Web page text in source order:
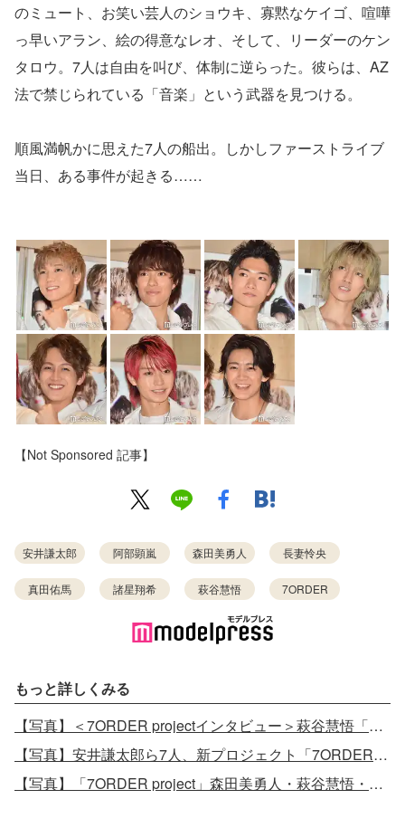
のミュート、お笑い芸人のショウキ、寡黙なケイゴ、喧嘩
っ早いアラン、絵の得意なレオ、そして、リーダーのケン
タロウ。7人は自由を叫び、体制に逆らった。彼らは、AZ
法で禁じられている「音楽」という武器を見つける。
順風満帆かに思えた7人の船出。しかしファーストライブ
当日、ある事件が起きる……
【Not Sponsored 記事】
安井謙太郎 阿部顕嵐 森田美勇人 長妻怜央
真田佑馬 諸星翔希 萩谷慧悟 7ORDER
もっと詳しくみる
【写真】＜7ORDER projectインタビュー＞萩谷慧悟「早く安心させてあげたかった」ファンへの思い…安井謙太郎が語る“7人が揃った強み”とは
【写真】安井謙太郎ら7人、新プロジェクト「7ORDER project」への意気込みを語る＜インタビュー＞
【写真】「7ORDER project」森田美勇人・萩谷慧悟・長妻怜央「smart」初登場